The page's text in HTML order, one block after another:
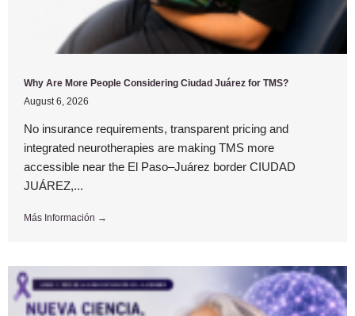
Why Are More People Considering Ciudad Juárez for TMS?
August 6, 2026
No insurance requirements, transparent pricing and
integrated neurotherapies are making TMS more
accessible near the El Paso–Juárez border CIUDAD
JUÁREZ,...
Más Información →